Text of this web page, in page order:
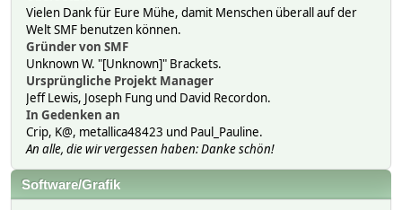
Vielen Dank für Eure Mühe, damit Menschen überall auf der
Welt SMF benutzen können.
Gründer von SMF
Unknown W. "[Unknown]" Brackets.
Ursprüngliche Projekt Manager
Jeff Lewis, Joseph Fung und David Recordon.
In Gedenken an
Crip, K@, metallica48423 und Paul_Pauline.
An alle, die wir vergessen haben: Danke schön!
Software/Grafik